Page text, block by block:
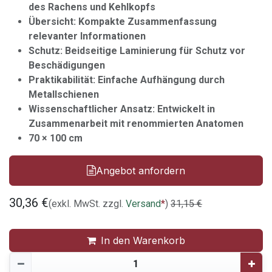
des Rachens und Kehlkopfs
Übersicht: Kompakte Zusammenfassung
relevanter Informationen
Schutz: Beidseitige Laminierung für Schutz vor
Beschädigungen
Praktikabilität: Einfache Aufhängung durch
Metallschienen
Wissenschaftlicher Ansatz: Entwickelt in
Zusammenarbeit mit renommierten Anatomen
70 × 100 cm
Angebot anfordern
30,36 €(exkl. MwSt. zzgl. Versand*) 31,15€
In den Warenkorb